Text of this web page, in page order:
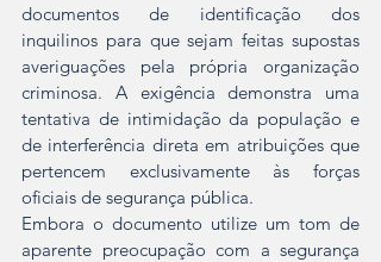
documentos de identificação dos
inquilinos para que sejam feitas supostas
averiguações pela própria organização
criminosa. A exigência demonstra uma
tentativa de intimidação da população e
de interferência direta em atribuições que
pertencem exclusivamente às forças
oficiais de segurança pública.
Embora o documento utilize um tom de
aparente preocupação com a segurança